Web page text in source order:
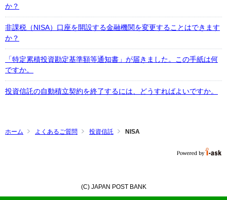
か？
非課税（NISA）口座を開設する金融機関を変更することはできます
か？
「特定累積投資勘定基準額等通知書」が届きました。この手紙は何
ですか。
投資信託の自動積立契約を終了するには、どうすればよいですか。
ホーム よくあるご質問 投資信託 NISA
(C) JAPAN POST BANK